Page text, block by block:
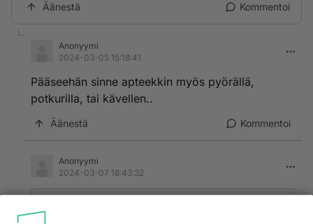
Äänestä Kommentoi
Anonyymi
2024-03-05 15:18:41
Pääseehän sinne apteekkin myös pyörällä,
potkurilla, tai kävellen..
Äänestä Kommentoi
Anonyymi
2024-03-07 18:43:32
Pääseehän sinne apteekkin myös pyörällä, potkurilla,